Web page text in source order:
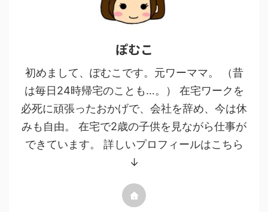
ぽむこ
初めまして、ぽむこです。元ワーママ。 （昔
は毎日24時帰宅のことも…。） 在宅ワークを
必死に頑張ったおかげで、会社を辞め、今は休
みも自由。 在宅で2歳の子供を見ながら仕事が
できています。 詳しいプロフィールはこちら
↓